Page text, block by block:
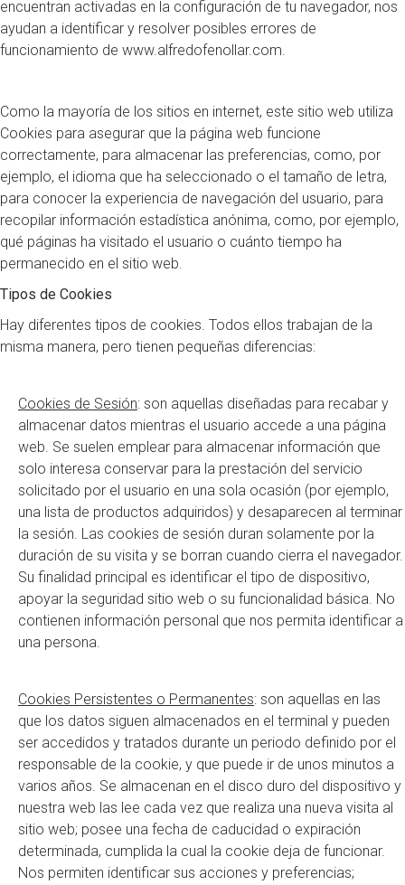
encuentran activadas en la configuración de tu navegador, nos
ayudan a identificar y resolver posibles errores de
funcionamiento de www.alfredofenollar.com.
Como la mayoría de los sitios en internet, este sitio web utiliza
Cookies para asegurar que la página web funcione
correctamente, para almacenar las preferencias, como, por
ejemplo, el idioma que ha seleccionado o el tamaño de letra,
para conocer la experiencia de navegación del usuario, para
recopilar información estadística anónima, como, por ejemplo,
qué páginas ha visitado el usuario o cuánto tiempo ha
permanecido en el sitio web.
Tipos de Cookies
Hay diferentes tipos de cookies. Todos ellos trabajan de la
misma manera, pero tienen pequeñas diferencias:
Cookies de Sesión: son aquellas diseñadas para recabar y
almacenar datos mientras el usuario accede a una página
web. Se suelen emplear para almacenar información que
solo interesa conservar para la prestación del servicio
solicitado por el usuario en una sola ocasión (por ejemplo,
una lista de productos adquiridos) y desaparecen al terminar
la sesión. Las cookies de sesión duran solamente por la
duración de su visita y se borran cuando cierra el navegador.
Su finalidad principal es identificar el tipo de dispositivo,
apoyar la seguridad sitio web o su funcionalidad básica. No
contienen información personal que nos permita identificar a
una persona.
Cookies Persistentes o Permanentes: son aquellas en las
que los datos siguen almacenados en el terminal y pueden
ser accedidos y tratados durante un periodo definido por el
responsable de la cookie, y que puede ir de unos minutos a
varios años. Se almacenan en el disco duro del dispositivo y
nuestra web las lee cada vez que realiza una nueva visita al
sitio web; posee una fecha de caducidad o expiración
determinada, cumplida la cual la cookie deja de funcionar.
Nos permiten identificar sus acciones y preferencias;